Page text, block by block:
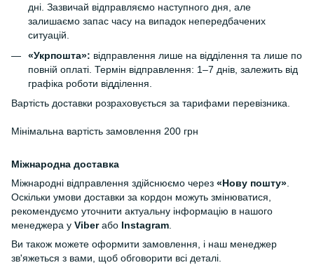
дні. Зазвичай відправляємо наступного дня, але
залишаємо запас часу на випадок непередбачених
ситуацій.
«Укрпошта»: відправлення лише на відділення та лише по
повній оплаті. Термін відправлення: 1–7 днів, залежить від
графіка роботи відділення.
Вартість доставки розраховується за тарифами перевізника.
Мінімальна вартість замовлення 200 грн
Міжнародна доставка
Міжнародні відправлення здійснюємо через «Нову пошту»
Оскільки умови доставки за кордон можуть змінюватися,
рекомендуємо уточнити актуальну інформацію в нашого
менеджера у Viberабо Instagram
Ви також можете оформити замовлення, і наш менеджер
зв'яжеться з вами, щоб обговорити всі деталі.